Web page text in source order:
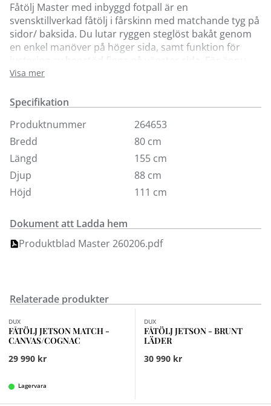
Fåtölj Master med inbyggd fotpall är en
svensktillverkad fåtölj i fårskinn med matchande tyg på
sidor/ baksida. Du lutar ryggen steglöst bakåt genom
en enkel manöver på höger sida, samt funktion för
justering av benstöd finns på vänster sida. För ännu
bättre komfort justerar du nackstödet så det passar
Förutom klädseln i fårskinn kan du välja på många
andra tygalternativ i våra butiker.
Visa mer
Specifikation
Produktnummer
264653
Bredd
80 cm
Längd
155 cm
Djup
88 cm
Höjd
111 cm
Dokument att Ladda hem
Produktblad Master 260206.pdf
Relaterade produkter
DUX
FÅTÖLJ JETSON MATCH -
CANVAS/COGNAC
29 990 kr
Lagervara
DUX
FÅTÖLJ JETSON - BRUNT
LÄDER
30 990 kr